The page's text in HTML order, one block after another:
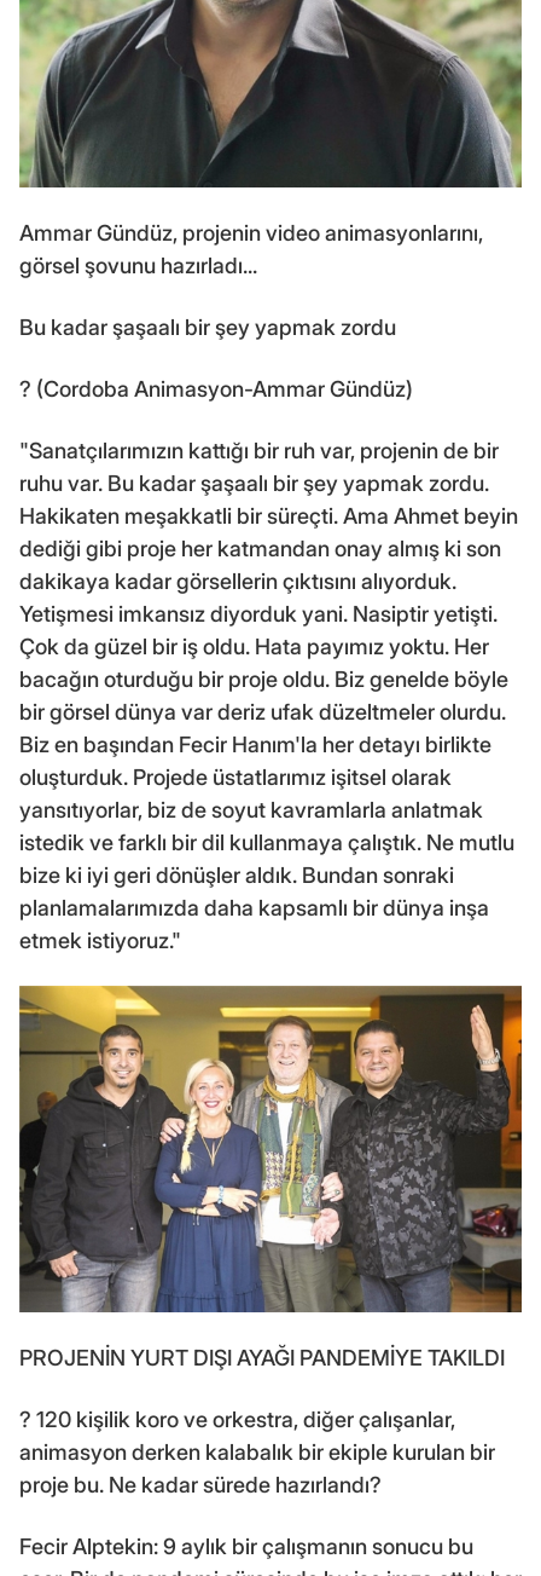
Ammar Gündüz, projenin video animasyonlarını,
görsel şovunu hazırladı...
Bu kadar şaşaalı bir şey yapmak zordu
? (Cordoba Animasyon-Ammar Gündüz)
"Sanatçılarımızın kattığı bir ruh var, projenin de bir
ruhu var. Bu kadar şaşaalı bir şey yapmak zordu.
Hakikaten meşakkatli bir süreçti. Ama Ahmet beyin
dediği gibi proje her katmandan onay almış ki son
dakikaya kadar görsellerin çıktısını alıyorduk.
Yetişmesi imkansız diyorduk yani. Nasiptir yetişti.
Çok da güzel bir iş oldu. Hata payımız yoktu. Her
bacağın oturduğu bir proje oldu. Biz genelde böyle
bir görsel dünya var deriz ufak düzeltmeler olurdu.
Biz en başından Fecir Hanım'la her detayı birlikte
oluşturduk. Projede üstatlarımız işitsel olarak
yansıtıyorlar, biz de soyut kavramlarla anlatmak
istedik ve farklı bir dil kullanmaya çalıştık. Ne mutlu
bize ki iyi geri dönüşler aldık. Bundan sonraki
planlamalarımızda daha kapsamlı bir dünya inşa
etmek istiyoruz."
PROJENİN YURT DIŞI AYAĞI PANDEMİYE TAKILDI
? 120 kişilik koro ve orkestra, diğer çalışanlar,
animasyon derken kalabalık bir ekiple kurulan bir
proje bu. Ne kadar sürede hazırlandı?
Fecir Alptekin: 9 aylık bir çalışmanın sonucu bu